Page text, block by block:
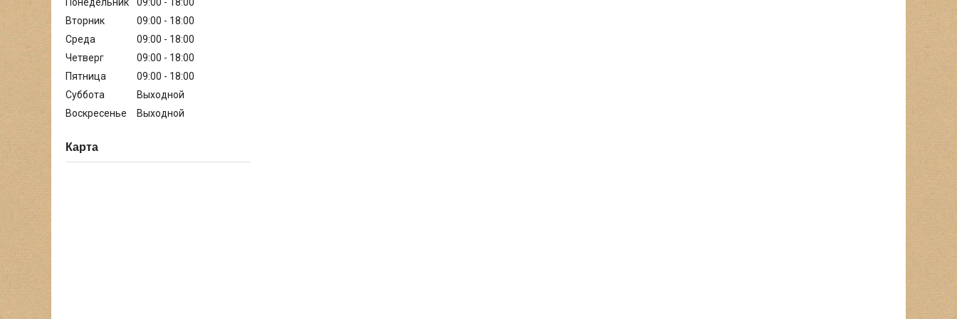
Понедельник 09:00
18:00
Вторник
09:00
18:00
Среда
09:00
18:00
Четверг
09:00
18:00
Пятница
09:00
18:00
Суббота
Выходной
Воскресенье
Выходной
Карта